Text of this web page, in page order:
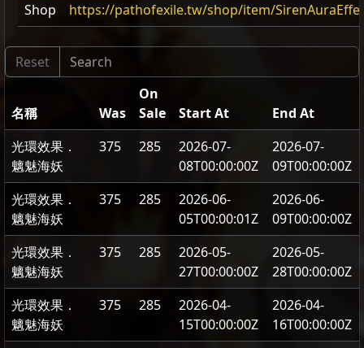
Shop https://pathofexile.tw/shop/item/
名稱 Was
On
Sale
Start At
End At
光環效果．
魑魅海妖
375 285
2026-07-
08T00:00:00Z
2026-07-
09T00:00:00Z
光環效果．
魑魅海妖
375 285
2026-06-
05T00:00:01Z
2026-06-
09T00:00:00Z
光環效果．
魑魅海妖
375 285
2026-05-
27T00:00:00Z
2026-05-
28T00:00:00Z
光環效果．
魑魅海妖
375 285
2026-04-
15T00:00:00Z
2026-04-
16T00:00:00Z